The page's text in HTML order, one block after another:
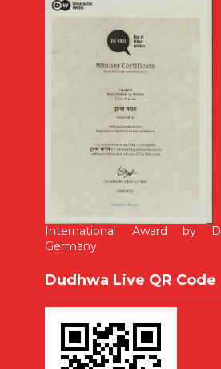
International Award by
Germany
Dudhwa Live QR Code